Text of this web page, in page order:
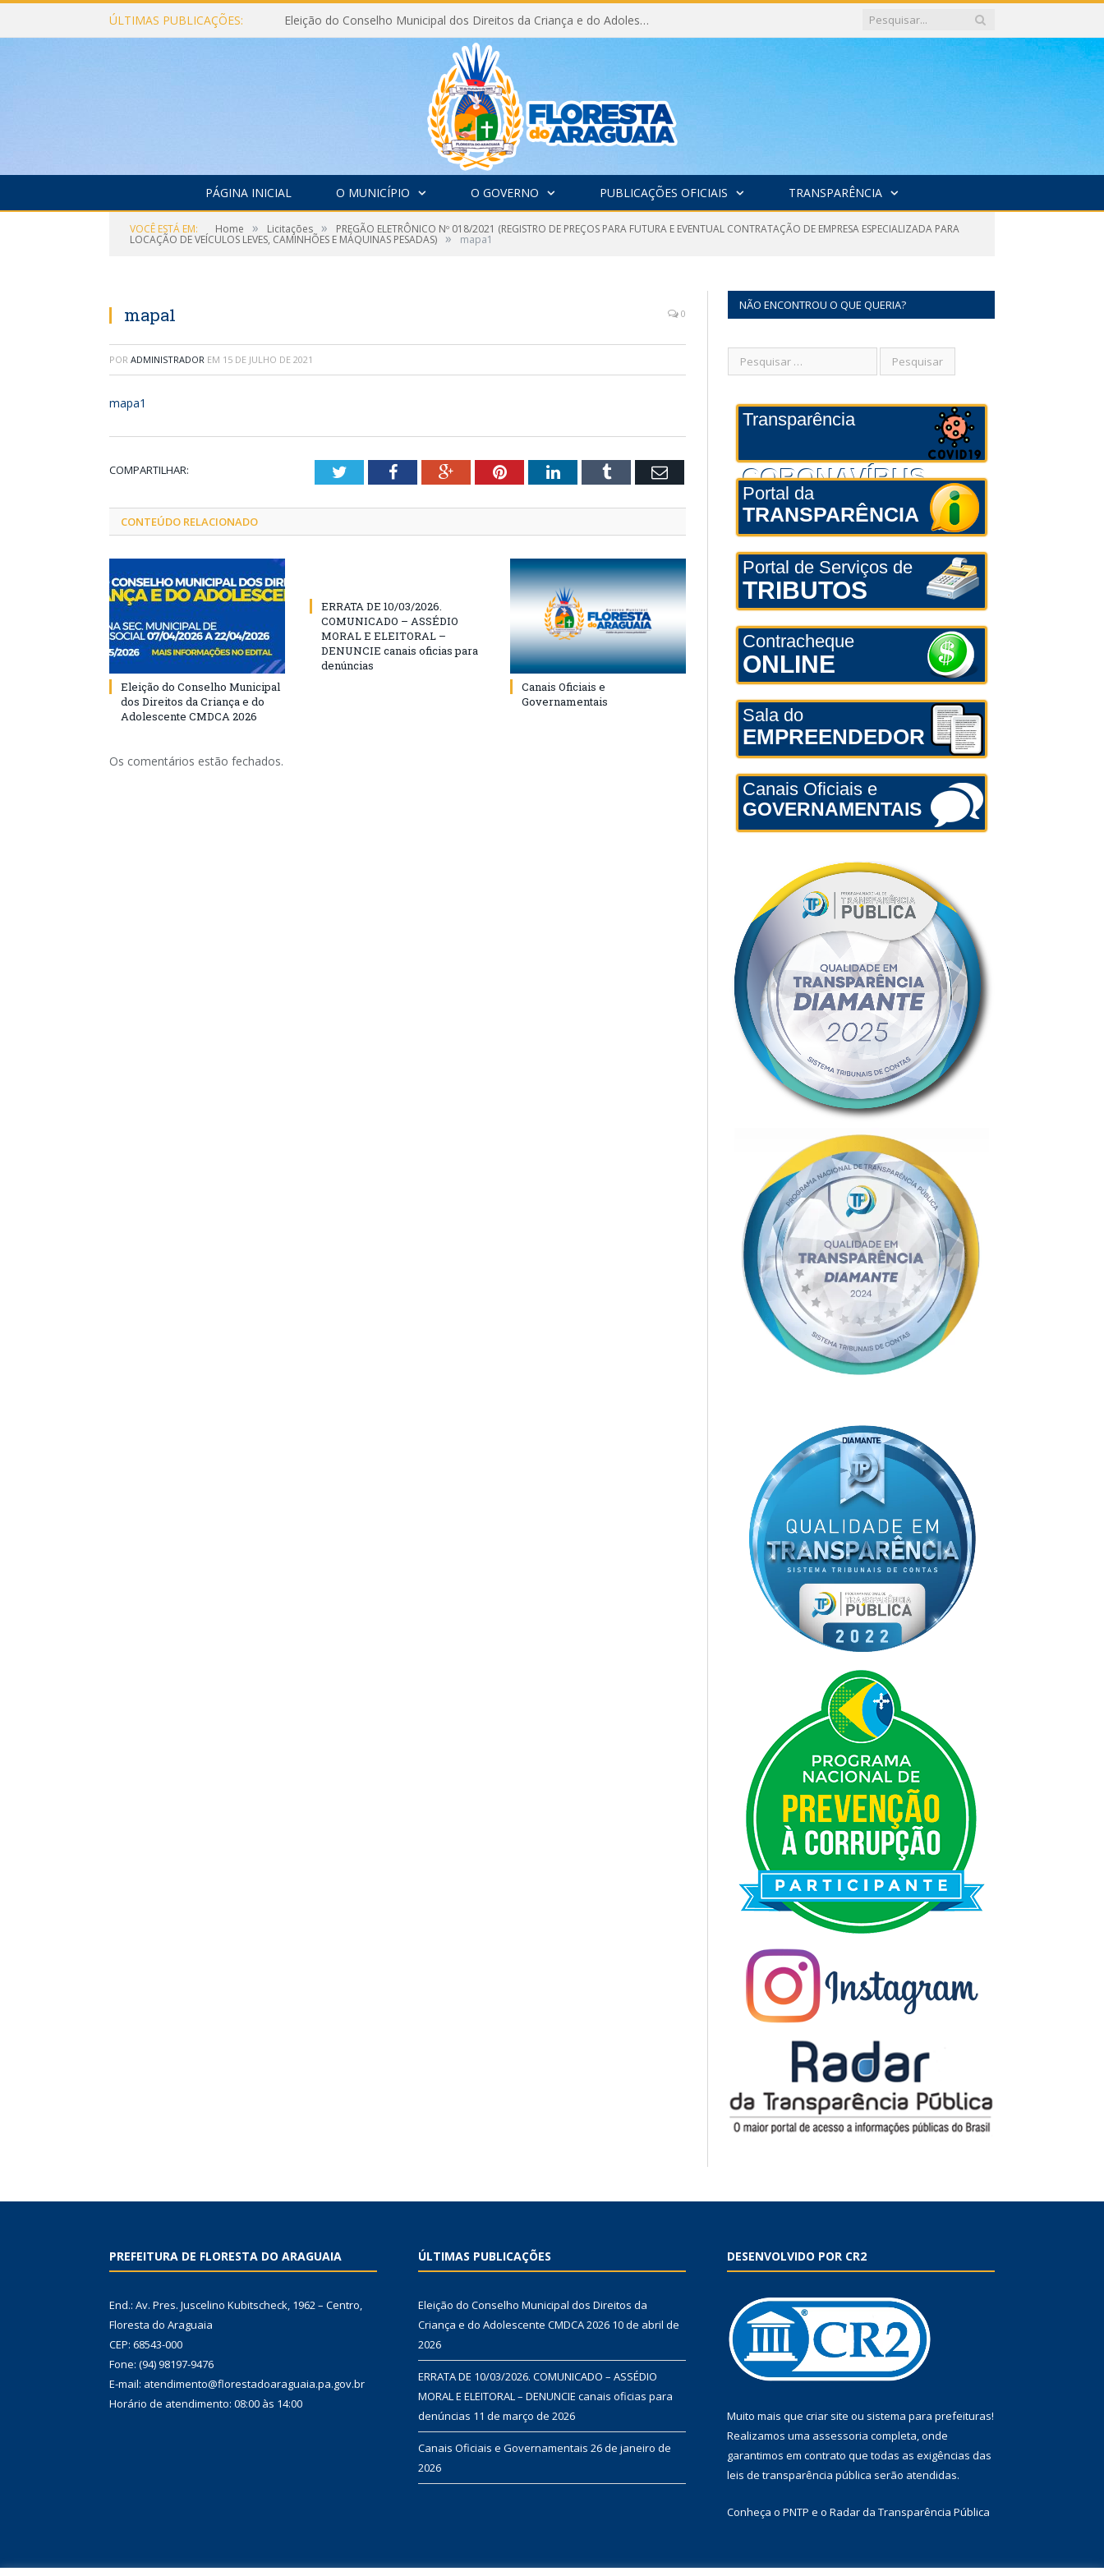
ÚLTIMAS PUBLICAÇÕES: Eleição do Conselho Municipal dos Direitos da Criança e do Adolescente CMDCA 2026
PÁGINA INICIAL O MUNICÍPIO O GOVERNO PUBLICAÇÕES OFICIAIS TRANSPARÊNCIA
VOCÊ ESTÁ EM: Home » Licitações » PREGÃO ELETRÔNICO Nº 018/2021 (REGISTRO DE PREÇOS PARA FUTURA E EVENTUAL CONTRATAÇÃO DE EMPRESA ESPECIALIZADA PARA
LOCAÇÃO DE VEÍCULOS LEVES, CAMINHÕES E MÁQUINAS PESADAS) » mapa1
mapa1 0
POR ADMINISTRADOR EM 15 DE JULHO DE 2021
mapa1
COMPARTILHAR: TwitterFacebookGoogle+PinterestLinkedInTumblr Email
CONTEÚDO RELACIONADO
Eleição do Conselho Municipal
dos Direitos da Criança e do
Adolescente CMDCA 2026
ERRATA DE 10/03/2026.
COMUNICADO – ASSÉDIO
MORAL E ELEITORAL –
DENUNCIE canais oficias para
denúncias
Canais Oficiais e
Governamentais
Os comentários estão fechados.
NÃO ENCONTROU O QUE QUERIA?
Transparência
CORONAVÍRUS
Portal da
TRANSPARÊNCIA
Portal de Serviços de
TRIBUTOS
Contracheque
ONLINE
Sala do
EMPREENDEDOR
Canais Oficiais e
GOVERNAMENTAIS
PREFEITURA DE FLORESTA DO ARAGUAIA
End.: Av. Pres. Juscelino Kubitscheck, 1962 – Centro,
Floresta do Araguaia
CEP: 68543-000
Fone: (94) 98197-9476
E-mail: atendimento@florestadoaraguaia.pa.gov.br
Horário de atendimento: 08:00 às 14:00
ÚLTIMAS PUBLICAÇÕES
Eleição do Conselho Municipal dos Direitos da
Criança e do Adolescente CMDCA 2026 10 de abril de
2026
ERRATA DE 10/03/2026. COMUNICADO – ASSÉDIO
MORAL E ELEITORAL – DENUNCIE canais oficias para
denúncias 11 de março de 2026
Canais Oficiais e Governamentais 26 de janeiro de
2026
DESENVOLVIDO POR CR2
Muito mais que criar site ou sistema para prefeituras!
Realizamos uma assessoria completa, onde
garantimos em contrato que todas as exigências das
leis de transparência pública serão atendidas.
Conheça o PNTP e o Radar da Transparência Pública